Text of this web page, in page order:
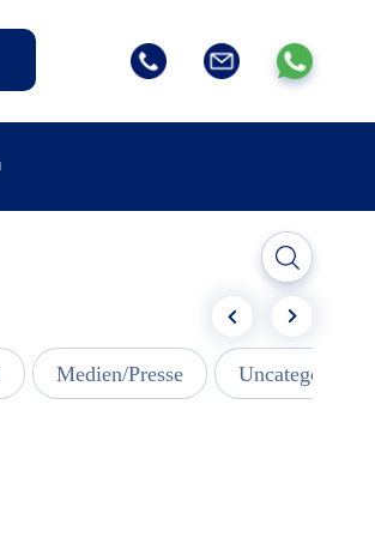
Medien/Presse Uncategorized